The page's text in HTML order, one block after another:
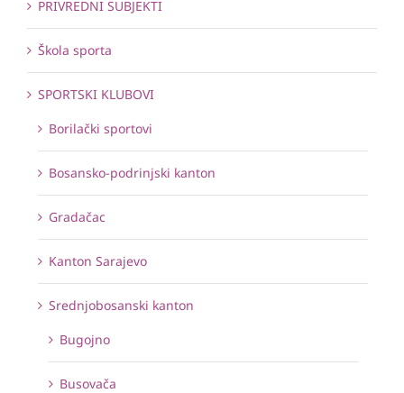
PRIVREDNI SUBJEKTI
Škola sporta
SPORTSKI KLUBOVI
Borilački sportovi
Bosansko-podrinjski kanton
Gradačac
Kanton Sarajevo
Srednjobosanski kanton
Bugojno
Busovača